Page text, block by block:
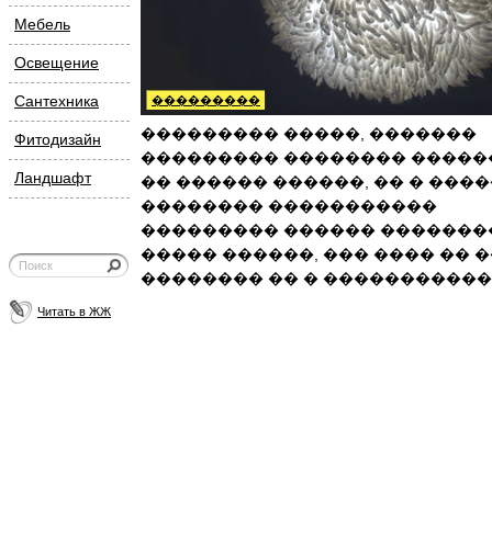
Мебель
Освещение
Сантехника
Фитодизайн
Ландшафт
Читать в ЖЖ
���������
��������� �����, �������
��������� ��������
�� ������ ������, �� �
�������� �����������
��������� ������
����� ������, ��� ���� ��
�������� �� �